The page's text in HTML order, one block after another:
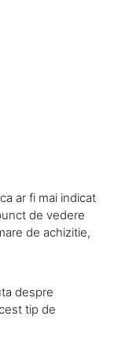
ar fi mai indicat
de vedere
de achizitie,
despre
tip de